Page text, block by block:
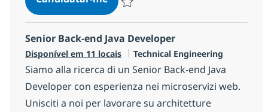
Senior Back-end Java Developer
Disponível em 11 locais Categoria
Technical Engineering
Siamo alla ricerca di un Senior Back-end Java
Developer con esperienza nei microservizi web.
Unisciti a noi per lavorare su architetture